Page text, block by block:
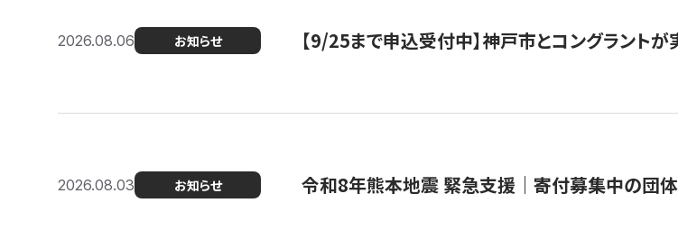
2026.08.06 お知らせ 【9/25まで申込受付中】神戸市とコングラント
2026.08.03 お知らせ 令和8年熊本地震 緊急支援｜寄付募集中の団体